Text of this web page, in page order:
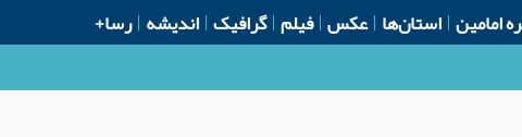
امامین استان‌ها عکس فیلم گرافیک اندیشه رسا+